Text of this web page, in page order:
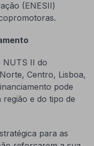
(ENESII)
NUTS II do
Centro, Lisboa,
pode
e do tipo de
para as